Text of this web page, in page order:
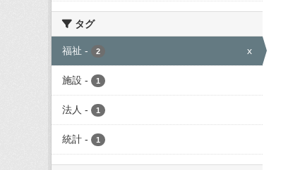
タグ
福祉 - 2 x
施設 - 1
法人 - 1
統計 - 1